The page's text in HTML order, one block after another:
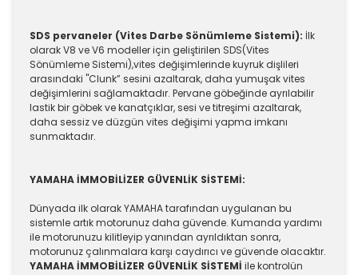
SDS pervaneler (Vites Darbe Sönümleme Sistemi): İlk
olarak V8 ve V6 modeller için geliştirilen SDS(Vites
Sönümleme Sistemi),vites değişimlerinde kuyruk dişlileri
arasındaki "Clunk” sesini azaltarak, daha yumuşak vites
değişimlerini sağlamaktadır. Pervane göbeğinde ayrılabilir
lastik bir göbek ve kanatçıklar, sesi ve titreşimi azaltarak,
daha sessiz ve düzgün vites değişimi yapma imkanı
sunmaktadır.
YAMAHA İMMOBİLİZER GÜVENLİK SİSTEMİ:
Dünyada ilk olarak YAMAHA tarafından uygulanan bu
sistemle artık motorunuz daha güvende. Kumanda yardımı
ile motorunuzu kilitleyip yanından ayrıldıktan sonra,
motorunuz çalınmalara karşı caydırıcı ve güvende olacaktır.
YAMAHA İMMOBİLİZER GÜVENLİK SİSTEMİ ile kontrolün